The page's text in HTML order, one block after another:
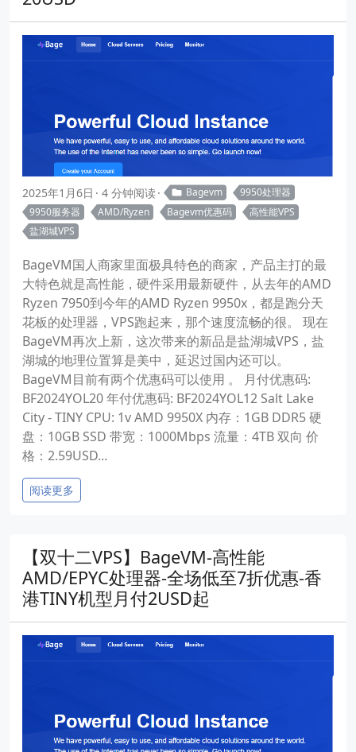
2025年1月6日 4 分钟阅读 Bagevm
9950处理器
9950服务器
AMD/Ryzen Bagevm优惠码
高性能VPS
盐湖城VPS
BageVM国人商家里面极具特色的商家，产品主打的最
大特色就是高性能，硬件采用最新硬件，从去年的AMD
Ryzen 7950到今年的AMD Ryzen 9950x，都是跑分天
花板的处理器，VPS跑起来，那个速度流畅的很。 现在
BageVM再次上新，这次带来的新品是盐湖城VPS，盐
湖城的地理位置算是美中，延迟过国内还可以。
BageVM目前有两个优惠码可以使用 。 月付优惠码:
BF2024YOL20 年付优惠码: BF2024YOL12 Salt Lake
City - TINY CPU: 1v AMD 9950X 内存：1GB DDR5 硬
盘：10GB SSD 带宽：1000Mbps 流量：4TB 双向 价
格：2.59USD...
阅读更多
【双十二VPS】BageVM-高性能
AMD/EPYC处理器-全场低至7折优惠-香
港TINY机型月付2USD起